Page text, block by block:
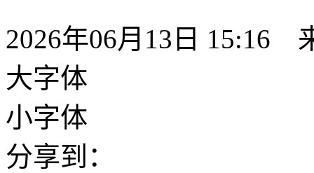
2026年06月13日 15:16
大字体
小字体
分享到：